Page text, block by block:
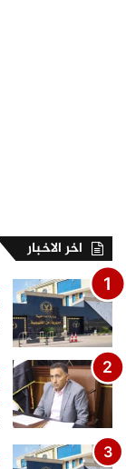
اخر الاخبار